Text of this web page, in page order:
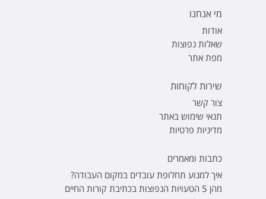
מי אנחנו
אודות
שאלות נפוצות
מפת אתר
שירות לקוחות
צור קשר
תנאי שימוש באתר
מדיניות פרטיות
כתבות ומאמרים
איך למנוע תחלופת עובדים במקום העבודה?
מהן 5 הטעויות הנפוצות בכתיבת קורות החיים